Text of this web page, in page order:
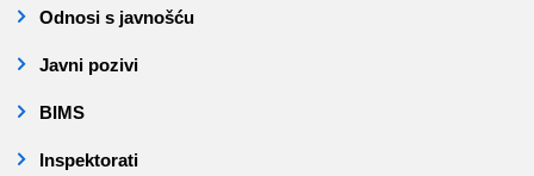
Odnosi s javnošću
Javni pozivi
BIMS
Inspektorati